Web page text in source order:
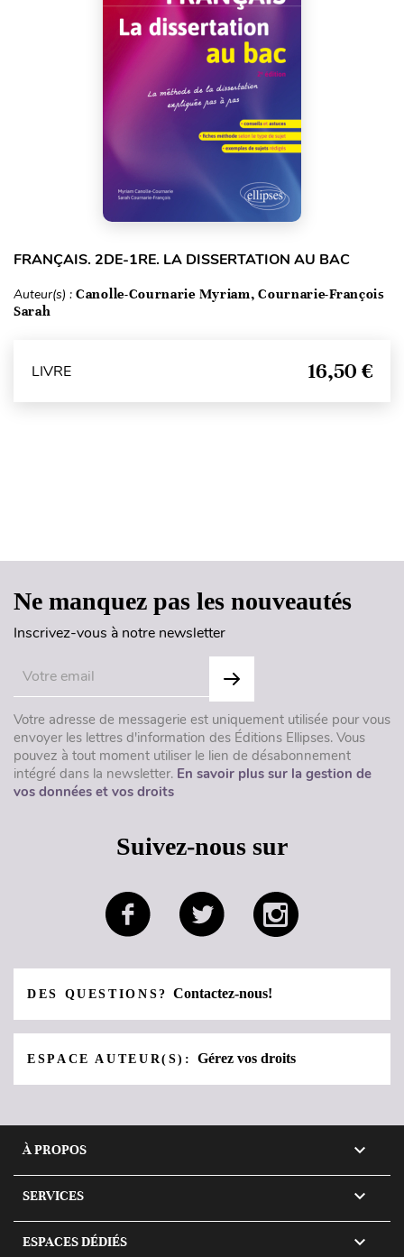
FRANÇAIS. 2DE-1RE. LA DISSERTATION AU BAC
Auteur(s) : Canolle-Cournarie Myriam, Cournarie-François
Sarah
LIVRE 16,50 €
Ne manquez pas les nouveautés
Inscrivez-vous à notre newsletter
Votre adresse de messagerie est uniquement utilisée pour vous
envoyer les lettres d'information des Éditions Ellipses. Vous
pouvez à tout moment utiliser le lien de désabonnement
intégré dans la newsletter. En savoir plus sur la gestion de
vos données et vos droits
Suivez-nous sur
DES QUESTIONS?Contactez-nous!
ESPACE AUTEUR(S):Gérez vos droits
À PROPOS 
SERVICES 
ESPACES DÉDIÉS 